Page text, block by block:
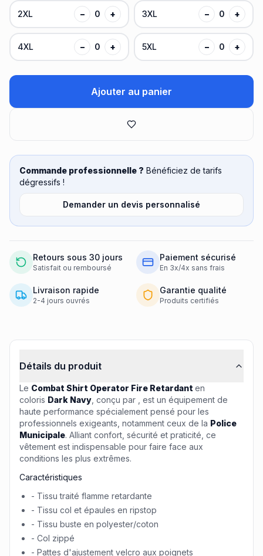
2XL − 0 + 3XL − 0 +
4XL − 0 + 5XL − 0 +
Ajouter au panier
Commande professionnelle ? Bénéficiez de tarifs
dégressifs !
Demander un devis personnalisé
Retours sous 30 jours
Satisfait ou remboursé
Paiement sécurisé
En 3x/4x sans frais
Livraison rapide
2-4 jours ouvrés
Garantie qualité
Produits certifiés
Détails du produit
Le Combat Shirt Operator Fire Retardant en
coloris Dark Navy , conçu par , est un équipement de
haute performance spécialement pensé pour les
professionnels exigeants, notamment ceux de la Police
Municipale. Alliant confort, sécurité et praticité, ce
vêtement est indispensable pour faire face aux
conditions les plus extrêmes.
Caractéristiques
- Tissu traité flamme retardante
- Tissu col et épaules en ripstop
- Tissu buste en polyester/coton
- Col zippé
- Pattes d'ajustement velcro aux poignets